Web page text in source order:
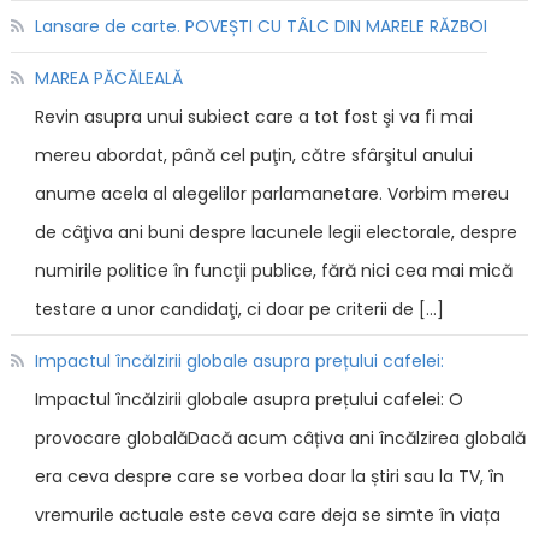
Lansare de carte. POVEȘTI CU TÂLC DIN MARELE RĂZBOI
MAREA PĂCĂLEALĂ
Revin asupra unui subiect care a tot fost şi va fi mai
mereu abordat, până cel puţin, către sfârşitul anului
anume acela al alegelilor parlamanetare. Vorbim mereu
de câţiva ani buni despre lacunele legii electorale, despre
numirile politice în funcţii publice, fără nici cea mai mică
testare a unor candidaţi, ci doar pe criterii de […]
Impactul încălzirii globale asupra prețului cafelei:
Impactul încălzirii globale asupra prețului cafelei: O
provocare globalăDacă acum câțiva ani încălzirea globală
era ceva despre care se vorbea doar la știri sau la TV, în
vremurile actuale este ceva care deja se simte în viața